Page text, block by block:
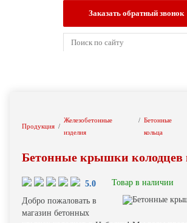
Заказать обратный звонок
Продукция
Железобетонные
изделия
Бетонные
кольца
Бетонные крышки колодцев
5.0
Товар в наличии
Добро пожаловать в
магазин бетонных